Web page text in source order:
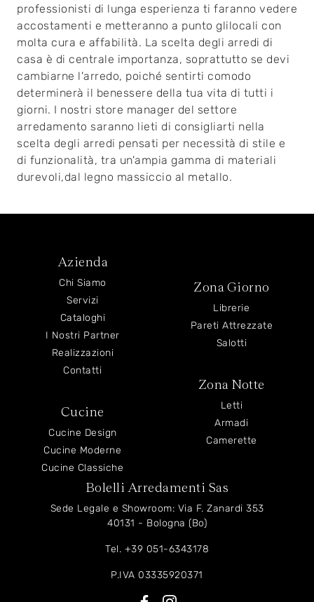
professionisti di lunga esperienza ti faranno vedere
accostamenti e metteranno a punto glilocali con
molta cura e affabilità. La scelta degli arredi di
casa è di centrale importanza, soprattutto se devi
cambiarne l'arredo, poiché sentirti comodo
determinerà il benessere della tua vita di tutti i
giorni. I nostri store manager del settore
arredamento saranno lieti di consigliarti nella
scelta degli arredi pensati per necessità di stile e
di funzionalità, tra un'ampia gamma di materiali
durevoli,dal legno massiccio al metallo.
Azienda
Chi Siamo
Servizi
Cataloghi
I Nostri Partner
Realizzazioni
Contatti
Cucine
Cucine Design
Cucine Moderne
Cucine Classiche
Zona Giorno
Librerie
Pareti Attrezzate
Salotti
Zona Notte
Letti
Armadi
Camerette
Bolelli Arredamenti Sas
Sede Legale e Showroom: Via F. Zanardi 353
40131 - Bologna (Bo)
Tel. +39 051-6343178
P.IVA 03335920371